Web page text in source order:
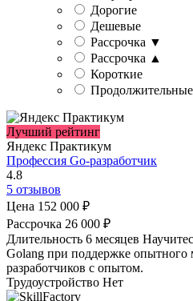
Дорогие
Дешевые
Рассрочка ▼
Рассрочка ▲
Короткие
Продолжительные
Лучший рейтинг
Яндекс Практикум
Профессия Go-разработчик
4.8
5 отзывов
Цена 152 000 ₽
Рассрочка 26 000 ₽
Длительность 6 месяцев
Golang при поддержке опытного
разработчиков с опытом.
Трудоустройство Нет